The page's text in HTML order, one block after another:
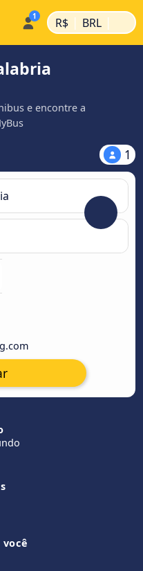
R$ | BRL |
e encontre a
1